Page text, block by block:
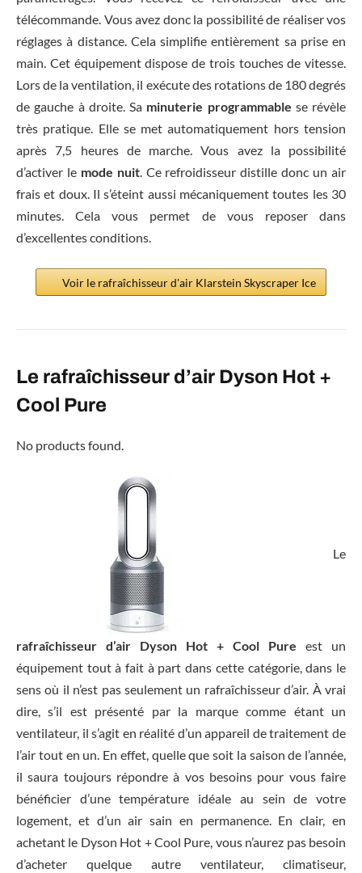
télécommande. Vous avez donc la possibilité de réaliser vos
réglages à distance. Cela simplifie entièrement sa prise en
main. Cet équipement dispose de trois touches de vitesse.
Lors de la ventilation, il exécute des rotations de 180 degrés
de gauche à droite. Sa minuterie programmable se révèle
très pratique. Elle se met automatiquement hors tension
après 7,5 heures de marche. Vous avez la possibilité
d’activer le mode nuit. Ce refroidisseur distille donc un air
frais et doux. Il s’éteint aussi mécaniquement toutes les 30
minutes. Cela vous permet de vous reposer dans
d’excellentes conditions.
Voir le rafraîchisseur d'air Klarstein Skyscraper Ice
Le rafraîchisseur d’air Dyson Hot +
Cool Pure
No products found.
Le
rafraîchisseur d’air Dyson Hot + Cool Pure est un
équipement tout à fait à part dans cette catégorie, dans le
sens où il n’est pas seulement un rafraîchisseur d’air. À vrai
dire, s’il est présenté par la marque comme étant un
ventilateur, il s’agit en réalité d’un appareil de traitement de
l’air tout en un. En effet, quelle que soit la saison de l’année,
il saura toujours répondre à vos besoins pour vous faire
bénéficier d’une température idéale au sein de votre
logement, et d’un air sain en permanence. En clair, en
achetant le Dyson Hot + Cool Pure, vous n’aurez pas besoin
d’acheter quelque autre ventilateur, climatiseur,